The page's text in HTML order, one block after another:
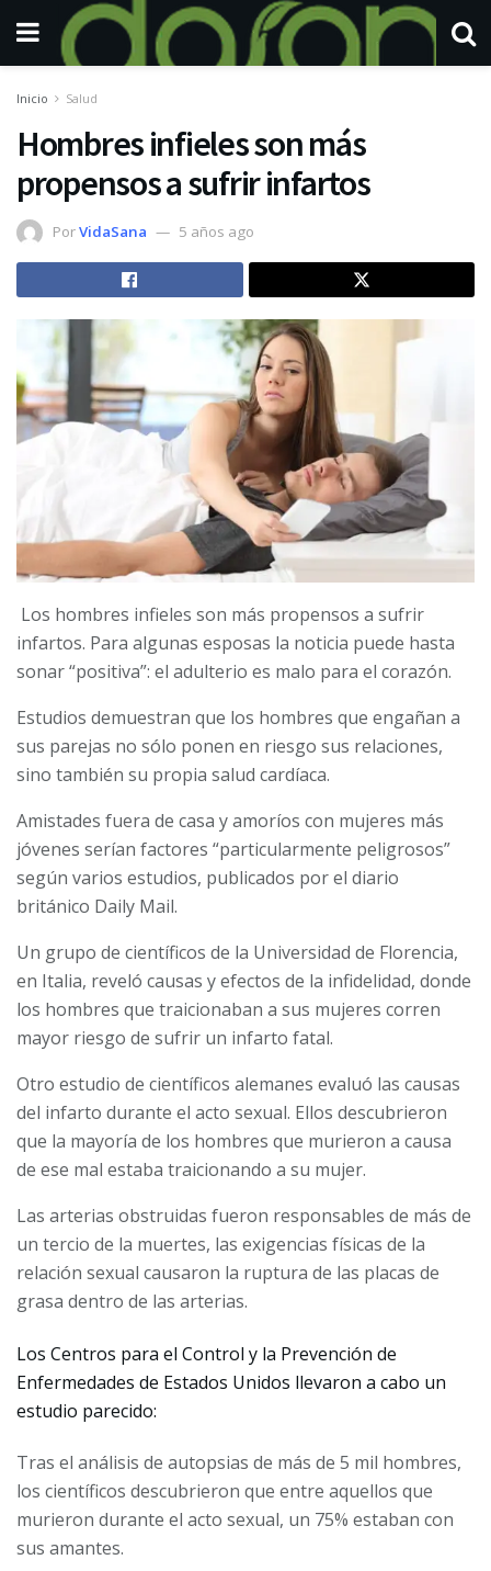
Inicio Salud
Hombres infieles son más
propensos a sufrir infartos
PorVidaSana 5 años ago
Los hombres infieles son más propensos a sufrir
infartos. Para algunas esposas la noticia puede hasta
sonar “positiva”: el adulterio es malo para el corazón.
Estudios demuestran que los hombres que engañan a
sus parejas no sólo ponen en riesgo sus relaciones,
sino también su propia salud cardíaca.
Amistades fuera de casa y amoríos con mujeres más
jóvenes serían factores “particularmente peligrosos”
según varios estudios, publicados por el diario
británico Daily Mail.
Un grupo de científicos de la Universidad de Florencia,
en Italia, reveló causas y efectos de la infidelidad, donde
los hombres que traicionaban a sus mujeres corren
mayor riesgo de sufrir un infarto fatal.
Otro estudio de científicos alemanes evaluó las causas
del infarto durante el acto sexual. Ellos descubrieron
que la mayoría de los hombres que murieron a causa
de ese mal estaba traicionando a su mujer.
Las arterias obstruidas fueron responsables de más de
un tercio de la muertes, las exigencias físicas de la
relación sexual causaron la ruptura de las placas de
grasa dentro de las arterias.
Los Centros para el Control y la Prevención de
Enfermedades de Estados Unidos llevaron a cabo un
estudio parecido:
Tras el análisis de autopsias de más de 5 mil hombres,
los científicos descubrieron que entre aquellos que
murieron durante el acto sexual, un 75% estaban con
sus amantes.